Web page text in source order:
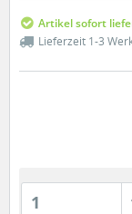
Artikel sofort
Lieferzeit 1-3
1